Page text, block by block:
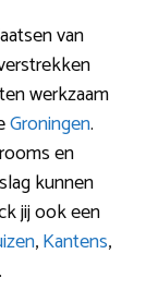
van
werkzaam
Groningen.
en
kunnen
jij ook een
,Kantens,
.